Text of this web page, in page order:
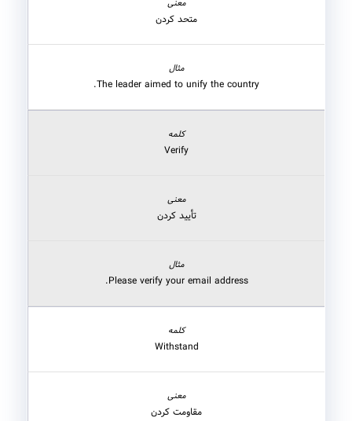
متحد کردن
The leader aimed to unify the country.
Verify
تأیید کردن
Please verify your email address.
Withstand
مقاومت کردن